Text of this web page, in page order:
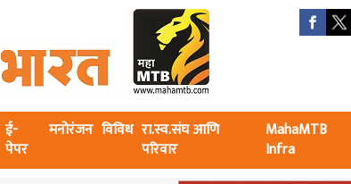
ई-
पेपर
मनोरंजन विविध रा.स्व.संघ आणि
परिवार
MahaMTB
Infra